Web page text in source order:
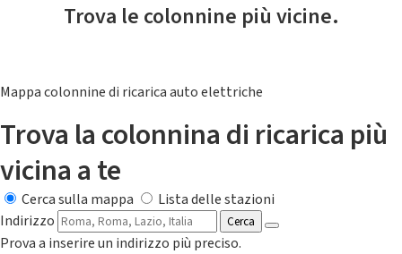
Trova le colonnine più vicine.
Mappa colonnine di ricarica auto elettriche
Trova la colonnina di ricarica più
vicina a te
Cerca sulla mappa
Lista delle stazioni
Indirizzo
Cerca
Prova a inserire un indirizzo più preciso.